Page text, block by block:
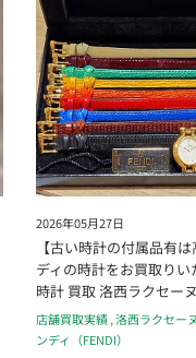
2026年05月27日
【古い時計の付属品有
ディの時計をお買取り
時計 買取 洛西ラクセーヌ
店舗買取実績,洛西ラクセー
ンディ（FENDI）